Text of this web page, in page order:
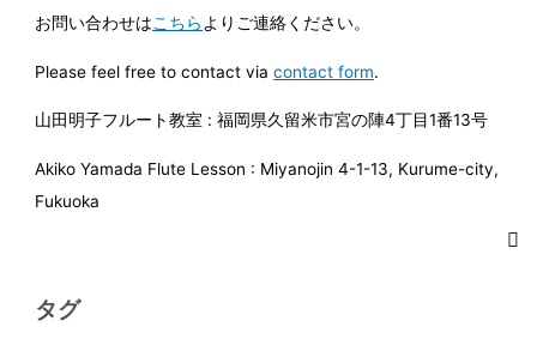
お問い合わせはこちら よりご連絡ください。
Please feel free to contact viacontact form.
山田明子フルート教室 : 福岡県久留米市宮の陣4丁目1番13号
Akiko Yamada Flute Lesson : Miyanojin 4-1-13, Kurume-city,
Fukuoka
タグ